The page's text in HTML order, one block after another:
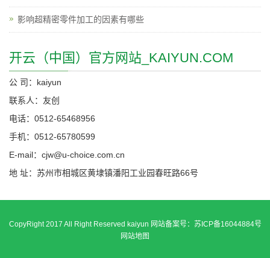
影响超精密零件加工的因素有哪些
开云（中国）官方网站_KAIYUN.COM
公 司：kaiyun
联系人：友创
电话：0512-65468956
手机：0512-65780599
E-mail：cjw@u-choice.com.cn
地 址：苏州市相城区黄埭镇潘阳工业园春旺路66号
CopyRight 2017 All Right Reserved kaiyun 网站备案号：
苏ICP备16044884号
网站地图